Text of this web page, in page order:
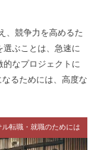
、競争力を高めるた
選ぶことは、急速に
的なプロジェクトに
るためには、高度な
ル転職・就職のためには